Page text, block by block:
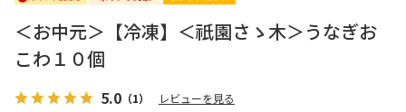
＜お中元＞【冷凍】＜祇園さゝ木＞うなぎお
こわ１０個
5.0 （1） レビューを見る